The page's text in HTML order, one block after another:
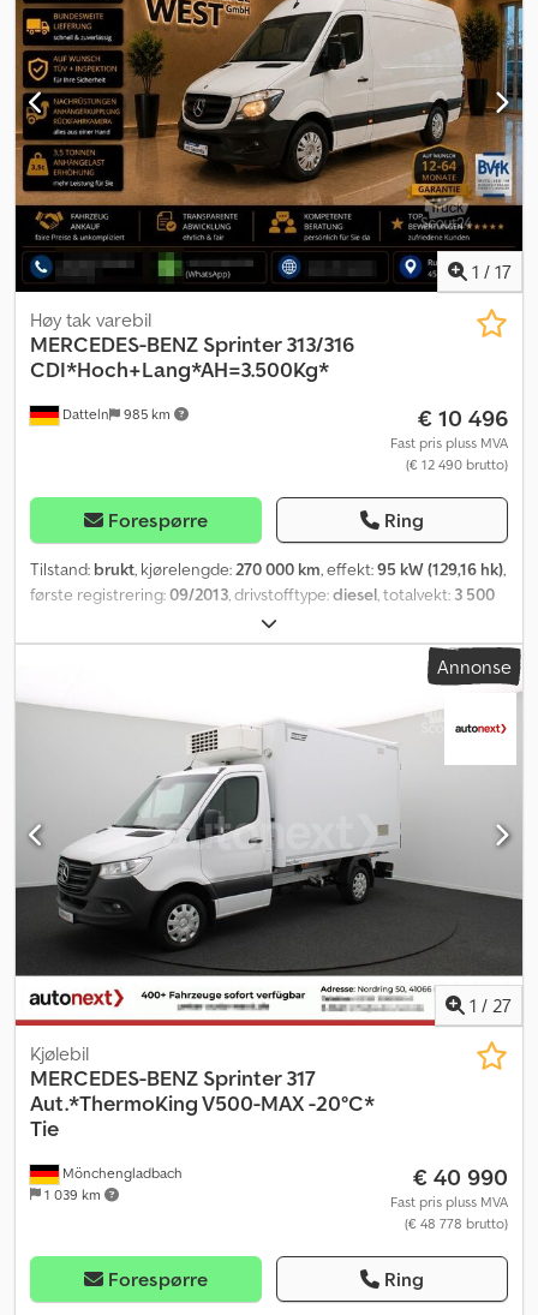
1 / 17
Datteln 985 km
Høy tak varebil
MERCEDES-BENZ Sprinter 313/316
CDI*Hoch+Lang*AH=3.500Kg*
€ 10 496
Fast pris pluss MVA
(€ 12 490 brutto)
Forespørre Ring
Tilstand: brukt, kjørelengde:270 000 km, effekt:95 kW (129,16 hk),
første registrering:09/2013, drivstofftype:diesel, totalvekt: 3 500
, utslippsklasse:
seter:3, total lengde:6 000 mm, Utstyr:ABS, aircondition,
Annonse
1 / 27
Mönchengladbach
1 039 km
Kjølebil
MERCEDES-BENZ Sprinter 317
Aut.*ThermoKing V500-MAX -20°C*
Tie
€ 40 990
Fast pris pluss MVA
(€ 48 778 brutto)
Forespørre Ring